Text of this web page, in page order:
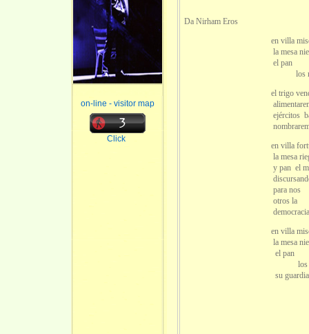
on-line - visitor map
Click
Da Nirham Eros
en villa
la mesa
el pan
los
el trigo
alimentaremos
ejércitos
nombraremos
en villa
la mesa riega
y pan el
discursando
para nos
otros la
democracia
en villa
la mesa
el pan
los
su guardia